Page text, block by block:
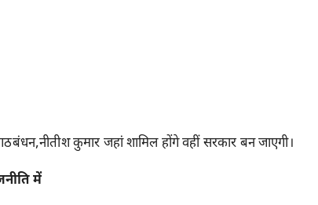
कुमार जहां शामिल होंगे वहीं सरकार बन जाएगी।
में